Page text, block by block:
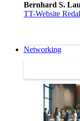
Bernhard S.
TT-Website
Networking